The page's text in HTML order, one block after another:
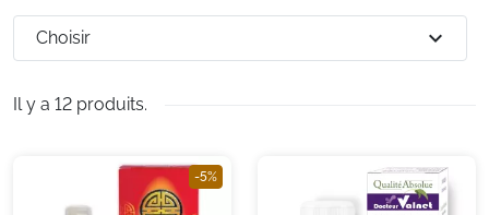
Il y a 12 produits.
Choisir expand_more
-5%